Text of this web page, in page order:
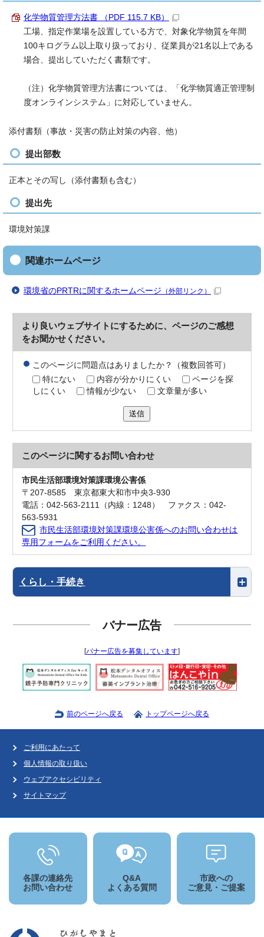
化学物質管理方法書 （PDF 115.7 KB）
工場、指定作業場を設置している方で、対象化学物質を年間
100キログラム以上取り扱っており、従業員が21名以上である
場合、提出していただく書類です。
（注）化学物質管理方法書については、「化学物質適正管理制
度オンラインシステム」に対応していません。
添付書類（事故・災害の防止対策の内容、他）
提出部数
正本とその写し（添付書類も含む）
提出先
環境対策課
関連ホームページ
環境省のPRTRに関するホームページ （外部リンク）
より良いウェブサイトにするために、ページのご感想
をお聞かせください。
このページに問題点はありましたか？（複数回答可）
特にない
内容が分かりにくい
ページを探
しにくい
情報が少ない 文章量が多い
送信
このページに関するお問い合わせ
市民生活部環境対策課環境公害係
〒207-8585 東京都東大和市中央3-930
電話：042-563-2111（内線：1248） ファクス：042-
563-5931
市民生活部環境対策課環境公害係へのお問い合わせは
専用フォームをご利用ください。
くらし・手続き
バナー広告
[バナー広告を募集しています]
前のページへ戻る トップページへ戻る
ご利用にあたって
個人情報の取り扱い
ウェブアクセシビリティ
サイトマップ
各課の連絡先
お問い合わせ
Q&A
よくある質問
市政への
ご意見・ご提案